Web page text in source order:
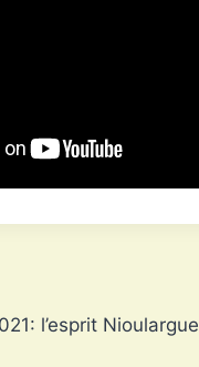
l’esprit Nioulargue